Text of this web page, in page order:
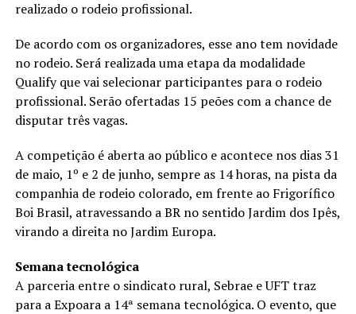
realizado o rodeio profissional.
De acordo com os organizadores, esse ano tem novidade
no rodeio. Será realizada uma etapa da modalidade
Qualify que vai selecionar participantes para o rodeio
profissional. Serão ofertadas 15 peões com a chance de
disputar três vagas.
A competição é aberta ao público e acontece nos dias 31
de maio, 1º e 2 de junho, sempre as 14 horas, na pista da
companhia de rodeio colorado, em frente ao Frigorífico
Boi Brasil, atravessando a BR no sentido Jardim dos Ipês,
virando a direita no Jardim Europa.
Semana tecnológica
A parceria entre o sindicato rural, Sebrae e UFT traz
para a Expoara a 14ª semana tecnológica. O evento, que